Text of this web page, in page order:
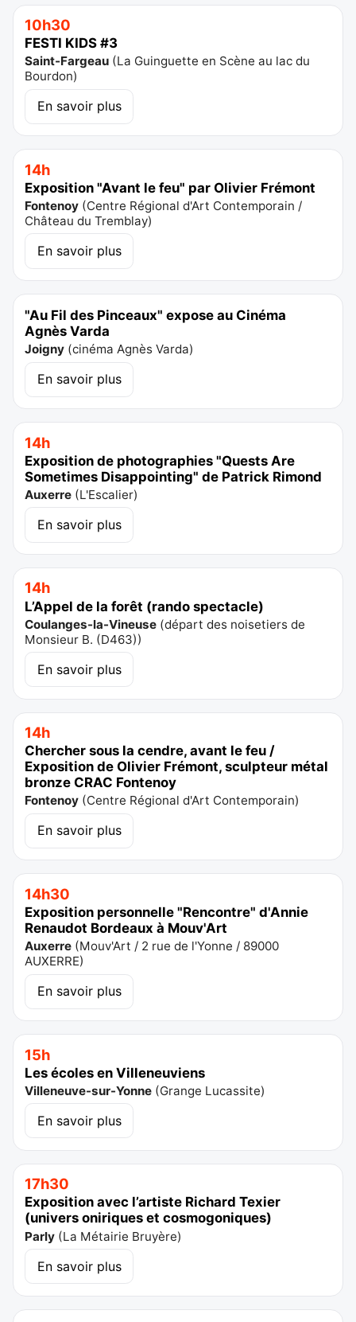
10h30
FESTI KIDS #3
Saint-Fargeau (La Guinguette en Scène au lac du
Bourdon)
En savoir plus
14h
Exposition "Avant le feu" par Olivier Frémont
Fontenoy (Centre Régional d'Art Contemporain /
Château du Tremblay)
En savoir plus
"Au Fil des Pinceaux" expose au Cinéma
Agnès Varda
Joigny (cinéma Agnès Varda)
En savoir plus
14h
Exposition de photographies "Quests Are
Sometimes Disappointing" de Patrick Rimond
Auxerre (L'Escalier)
En savoir plus
14h
L’Appel de la forêt (rando spectacle)
Coulanges-la-Vineuse (départ des noisetiers de
Monsieur B. (D463))
En savoir plus
14h
Chercher sous la cendre, avant le feu /
Exposition de Olivier Frémont, sculpteur métal
bronze CRAC Fontenoy
Fontenoy (Centre Régional d'Art Contemporain)
En savoir plus
14h30
Exposition personnelle "Rencontre" d'Annie
Renaudot Bordeaux à Mouv'Art
Auxerre (Mouv'Art / 2 rue de l'Yonne / 89000
AUXERRE)
En savoir plus
15h
Les écoles en Villeneuviens
Villeneuve-sur-Yonne (Grange Lucassite)
En savoir plus
17h30
Exposition avec l’artiste Richard Texier
(univers oniriques et cosmogoniques)
Parly (La Métairie Bruyère)
En savoir plus